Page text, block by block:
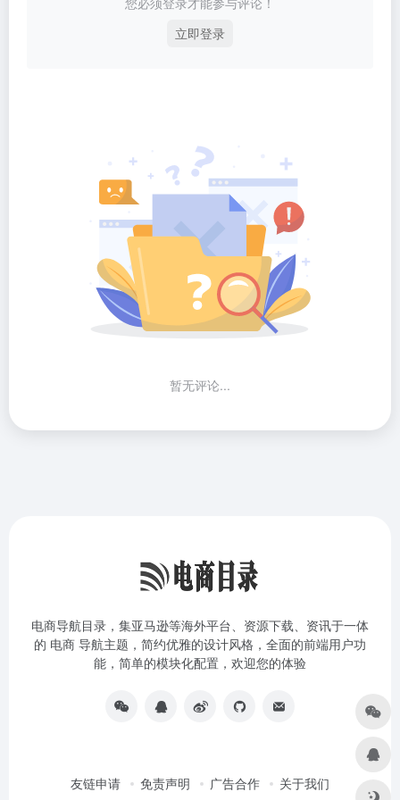
立即登录
暂无评论...
电商导航目录，集亚马逊等海外平台、资源下载、资讯于一体
的 电商 导航主题，简约优雅的设计风格，全面的前端用户功
能，简单的模块化配置，欢迎您的体验
友链申请 免责声明 广告合作 关于我们